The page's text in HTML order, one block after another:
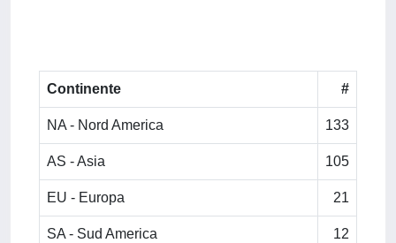
Continente #
NA - Nord America 133
AS - Asia 105
EU - Europa 21
SA - Sud America 12